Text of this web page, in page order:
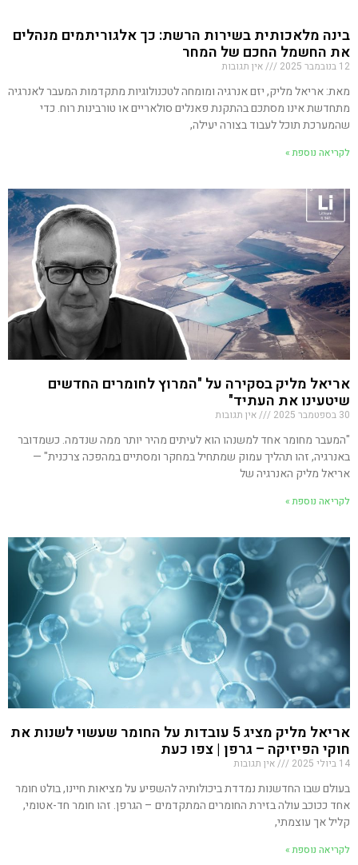
בינה מלאכותית בשירות הרשת: כך אלגוריתמים מנהלים
את החשמל החכם של המחר
12 בנובמבר 2025 אין תגובות
מאת: אריאל מליק, יזם אנרגיה ומומחה לטכנולוגיות מתקדמות המעבר לאנרגיה
מתחדשת אינו מסתכם בהתקנת פאנלים סולאריים או טורבינות רוח. כדי
שהמערכת תוכל לעבוד בצורה יעילה,
לקריאה נוספת »
אריאל מליק בסקירה על "המרוץ לחומרים החדשים
שיטעינו את העתיד"
30 בספטמבר 2025 אין תגובות
"המעבר מחומר אחד למשנהו הוא לעיתים מהיר יותר ממה שנדמה. כשמדובר
באנרגיה, זהו תהליך עמוק שמתחיל במחקר ומסתיים במהפכה צרכנית" —
אריאל מליק האנרגיה של
לקריאה נוספת »
אריאל מליק מציג 5 עובדות על החומר שעשוי לשנות את
חוקי הפיזיקה – גרפן | צפו כעת
14 ביולי 2025 אין תגובות
בעולם שבו החדשנות נמדדת ביכולותיה להשפיע על מציאות חיינו, בולט חומר
אחד ככוכב עולה בזירת החומרים המתקדמים – הגרפן. זהו חומר חד-אטומי,
קליל אך עוצמתי,
לקריאה נוספת »